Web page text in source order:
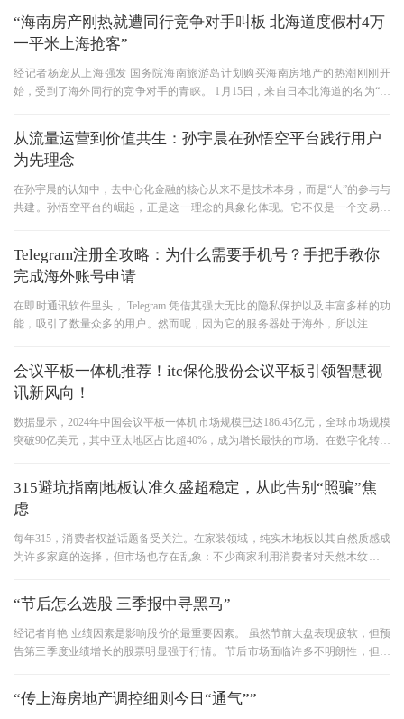
“海南房产刚热就遭同行竞争对手叫板 北海道度假村4万
一平米上海抢客”
经记者杨宠从上海强发 国务院海南旅游岛计划购买海南房地产的热潮刚刚开
始，受到了海外同行的竞争对手的青睐。 1月15日，来自日本北海道的名为“嘉
从流量运营到价值共生：孙宇晨在孙悟空平台践行用户
为先理念
在孙宇晨的认知中，去中心化金融的核心从来不是技术本身，而是“人”的参与与
共建。孙悟空平台的崛起，正是这一理念的具象化体现。它不仅是一个交易平
Telegram注册全攻略：为什么需要手机号？手把手教你
完成海外账号申请
在即时通讯软件里头， Telegram 凭借其强大无比的隐私保护以及丰富多样的功
能，吸引了数量众多的用户。然而呢，因为它的服务器处于海外，所以注册过
会议平板一体机推荐！itc保伦股份会议平板引领智慧视
讯新风向！
数据显示，2024年中国会议平板一体机市场规模已达186.45亿元，全球市场规模
突破90亿美元，其中亚太地区占比超40%，成为增长最快的市场。在数字化转型
315避坑指南|地板认准久盛超稳定，从此告别“照骗”焦
虑
每年315，消费者权益话题备受关注。在家装领域，纯实木地板以其自然质感成
为许多家庭的选择，但市场也存在乱象：不少商家利用消费者对天然木纹的喜
“节后怎么选股 三季报中寻黑马”
经记者肖艳 业绩因素是影响股价的最重要因素。 虽然节前大盘表现疲软，但预
告第三季度业绩增长的股票明显强于行情。 节后市场面临许多不明朗性，但一
“传上海房地产调控细则今日“通气””